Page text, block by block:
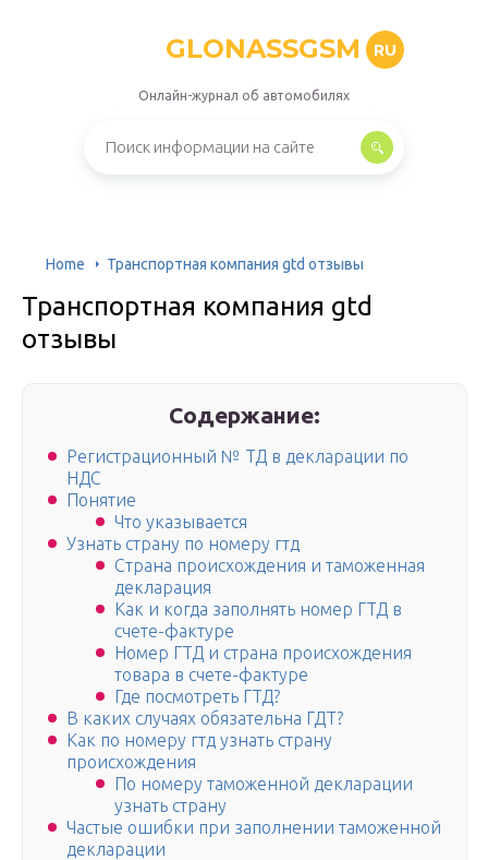
GLONASSGSM RU
Онлайн-журнал об автомобилях
Home Транспортная компания gtd отзывы
Транспортная компания gtd
отзывы
Содержание:
Регистрационный № ТД в декларации по
НДС
Понятие
Что указывается
Узнать страну по номеру гтд
Страна происхождения и таможенная
декларация
Как и когда заполнять номер ГТД в
счете-фактуре
Номер ГТД и страна происхождения
товара в счете-фактуре
Где посмотреть ГТД?
В каких случаях обязательна ГДТ?
Как по номеру гтд узнать страну
происхождения
По номеру таможенной декларации
узнать страну
Частые ошибки при заполнении таможенной
декларации